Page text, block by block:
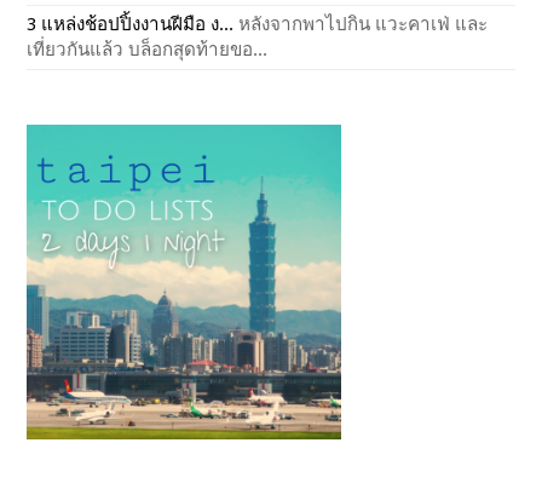
3 แหล่งช้อปปิ้งงานฝีมือ ง... หลังจากพาไปกิน แวะคาเฟ่ และ
เที่ยวกันแล้ว บล็อกสุดท้ายขอ...